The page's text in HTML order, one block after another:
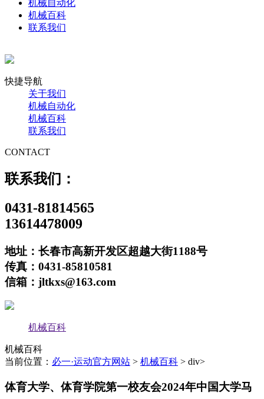
机械自动化
机械百科
联系我们
快捷导航
关于我们
机械自动化
机械百科
联系我们
CONTACT
联系我们：
0431-81814565
13614478009
地址：长春市高新开发区超越大街1188号
传真：0431-85810581
信箱：jltkxs@163.com
机械百科
机械百科
当前位置： 必一·运动官方网站 > 机械百科 > div>
体育大学、体育学院第一校友会2024年中国大学马